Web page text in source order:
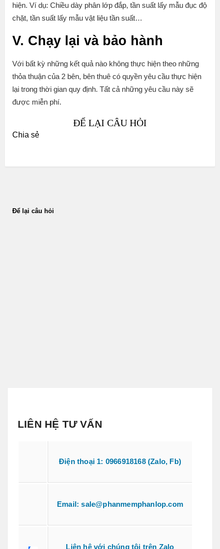
hiện. Ví dụ: Chiều dày phân lớp đắp, tần suất lấy mẫu đục độ
chặt, tần suất lấy mẫu vật liệu tần suất…
V. Chạy lại và bảo hành
Với bất kỳ những kết quả nào không thực hiện theo những
thỏa thuận của 2 bên, bên thuê có quyền yêu cầu thực hiện
lại trong thời gian quy định. Tất cả những yêu cầu này sẽ
được miễn phí.
ĐỂ LẠI CÂU HỎI
Chia sẻ
Để lại câu hỏi
LIÊN HỆ TƯ VẤN
Điện thoại 1: 0966918168 (Zalo, Fb)
Email: sale@phanmemphanlop.com
Liên hệ với chúng tôi trên Zalo